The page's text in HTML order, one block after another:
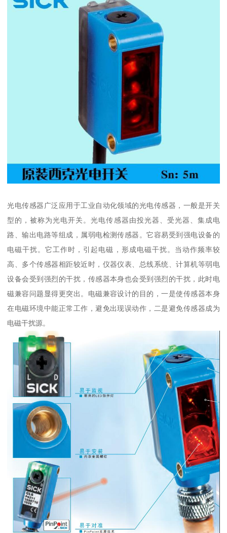
光电传感器广泛应用于工业自动化领域的光电传感器，一般是开关
型的，被称为光电开关。光电传感器由投光器、受光器、集成电
路、输出电路等组成，属弱电检测传感器。它容易受到强电设备的
电磁干扰。它工作时，引起电磁，形成电磁干扰。当动作频率较
高、多个传感器相距较近时，仪器仪表、总线系统、计算机等弱电
设备会受到强烈的干扰，传感器本身也会受到强烈的干扰，此时电
磁兼容问题显得更突出。电磁兼容设计的目的，一是使传感器本身
在电磁环境中能正常工作，避免出现误动作，二是避免传感器成为
电磁干扰源。